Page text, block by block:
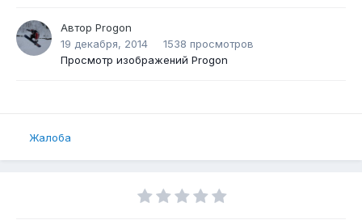
Автор Progon
19 декабря, 2014
1538 просмотров
Просмотр изображений Progon
Жалоба